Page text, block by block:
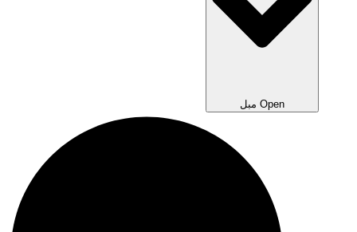
Open مبل